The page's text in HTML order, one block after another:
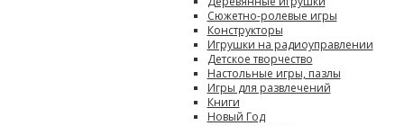
Сюжетно-ролевые игры
Конструкторы
Игрушки на радиоуправлении
Детское творчество
Настольные игры, пазлы
Игры для развлечений
Книги
Новый Год